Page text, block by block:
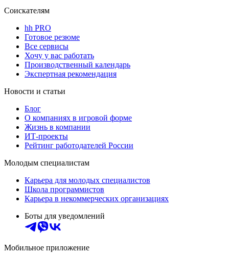
Соискателям
hh PRO
Готовое резюме
Все сервисы
Хочу у вас работать
Производственный календарь
Экспертная рекомендация
Новости и статьи
Блог
О компаниях в игровой форме
Жизнь в компании
ИТ-проекты
Рейтинг работодателей России
Молодым специалистам
Карьера для молодых специалистов
Школа программистов
Карьера в некоммерческих организациях
Боты для уведомлений
Мобильное приложение